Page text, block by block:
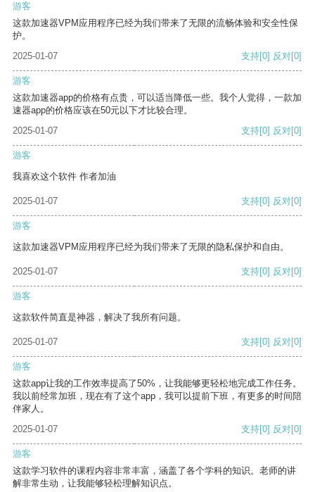
游客
这款加速器VPM应用程序已经为我们带来了无限的流畅体验和安全性保
护。
2025-01-07
支持[0] 反对[0]
游客
这款加速器app的价格有点贵，可以适当降低一些。我个人觉得，一款加
速器app的价格应该在50元以下才比较合理。
2025-01-07
支持[0] 反对[0]
游客
我喜欢这个软件 作者加油
2025-01-07 支持[0] 反对[0]
游客
这款加速器VPM应用程序已经为我们带来了无限的隐私保护和自由。
2025-01-07 支持[0] 反对[0]
游客
这款软件简直是神器，解决了我所有问题。
2025-01-07 支持[0] 反对[0]
游客
这款app让我的工作效率提高了50%，让我能够更轻松地完成工作任务。
我以前经常加班，现在有了这个app，我可以提前下班，有更多的时间陪
伴家人。
2025-01-07
支持[0] 反对[0]
游客
这款学习软件的课程内容非常丰富，涵盖了各个学科的知识。老师的讲
解非常生动，让我能够轻松理解知识点。